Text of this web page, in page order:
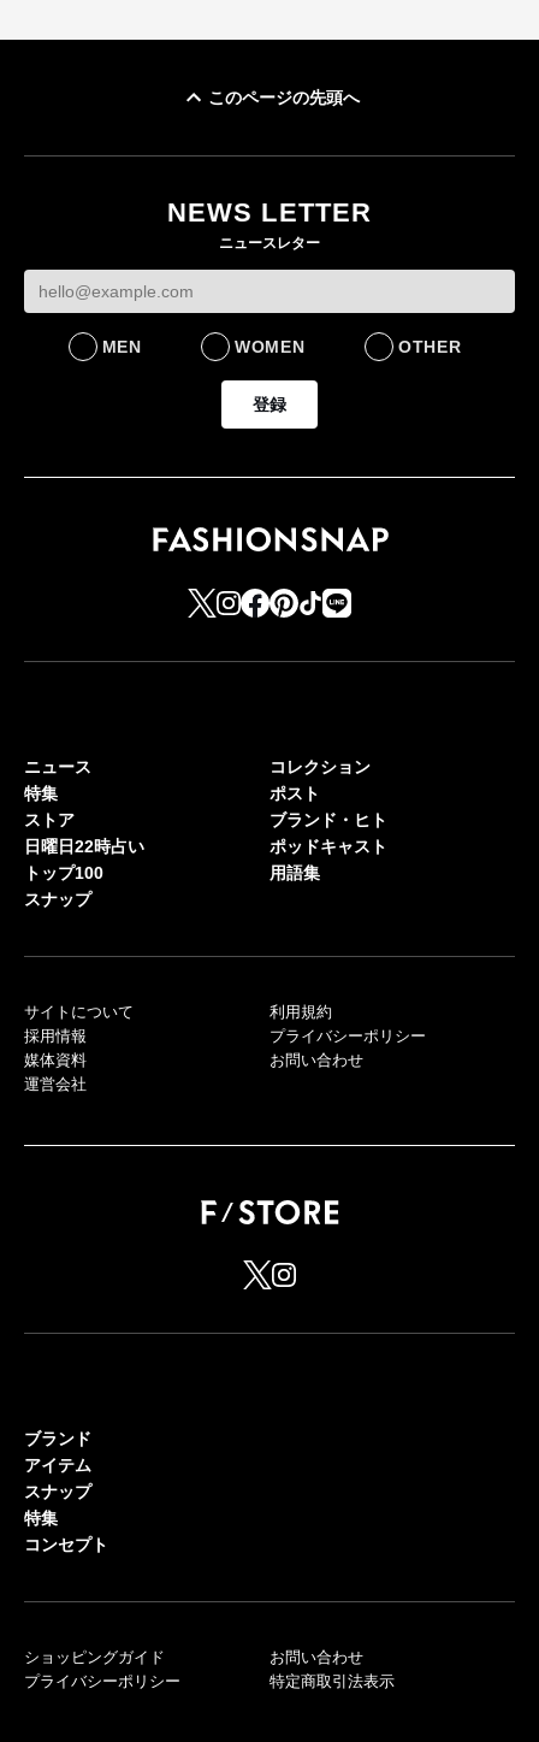
このページの先頭へ
NEWS LETTER
ニュースレター
MEN WOMEN OTHER
登録
ニュース
特集
ストア
日曜日22時占い
トップ100
スナップ
コレクション
ポスト
ブランド・ヒト
ポッドキャスト
用語集
サイトについて
採用情報
媒体資料
運営会社
利用規約
プライバシーポリシー
お問い合わせ
ブランド
アイテム
スナップ
特集
コンセプト
ショッピングガイド
プライバシーポリシー
お問い合わせ
特定商取引法表示